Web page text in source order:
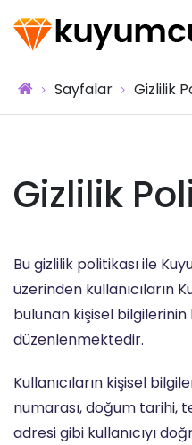
Sayfalar Gizlilik
Gizlilik
Bu gizlilik politikası ile
üzerinden kullanıcıların
bulunan kişisel bilgilerinin
düzenlenmektedir.
Kullanıcıların kişisel
numarası, doğum tarihi,
adresi gibi kullanıcıyı